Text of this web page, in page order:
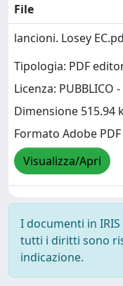
File
lancioni. Losey
Tipologia: PDF
Licenza:
Dimensione 515.94
Formato Adobe PDF
Visualizza/Apri
I documenti in
tutti i diritti sono
indicazione.